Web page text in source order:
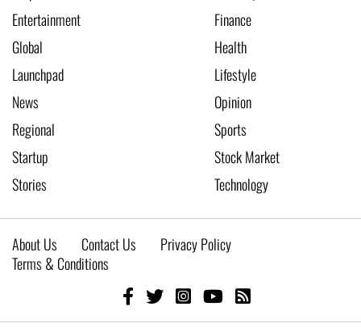
Entertainment
Finance
Global
Health
Launchpad
Lifestyle
News
Opinion
Regional
Sports
Startup
Stock Market
Stories
Technology
About Us Contact Us
Privacy Policy
Terms & Conditions